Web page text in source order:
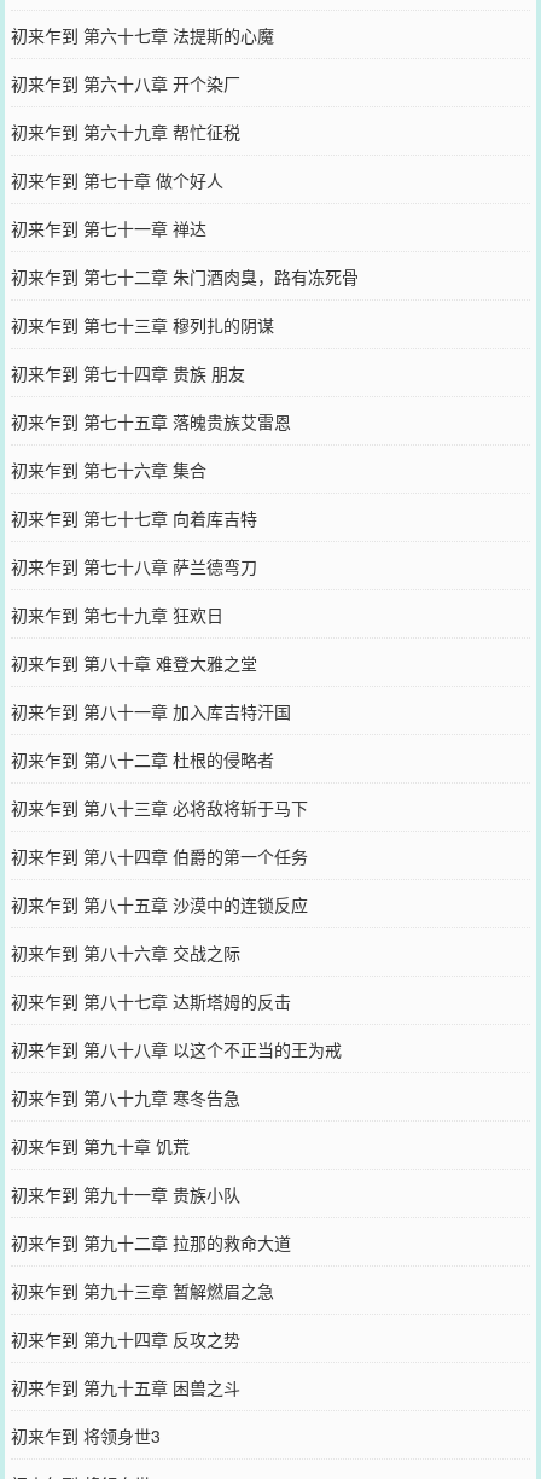
初来乍到 第六十七章 法提斯的心魔
初来乍到 第六十八章 开个染厂
初来乍到 第六十九章 帮忙征税
初来乍到 第七十章 做个好人
初来乍到 第七十一章 禅达
初来乍到 第七十二章 朱门酒肉臭，路有冻死骨
初来乍到 第七十三章 穆列扎的阴谋
初来乍到 第七十四章 贵族 朋友
初来乍到 第七十五章 落魄贵族艾雷恩
初来乍到 第七十六章 集合
初来乍到 第七十七章 向着库吉特
初来乍到 第七十八章 萨兰德弯刀
初来乍到 第七十九章 狂欢日
初来乍到 第八十章 难登大雅之堂
初来乍到 第八十一章 加入库吉特汗国
初来乍到 第八十二章 杜根的侵略者
初来乍到 第八十三章 必将敌将斩于马下
初来乍到 第八十四章 伯爵的第一个任务
初来乍到 第八十五章 沙漠中的连锁反应
初来乍到 第八十六章 交战之际
初来乍到 第八十七章 达斯塔姆的反击
初来乍到 第八十八章 以这个不正当的王为戒
初来乍到 第八十九章 寒冬告急
初来乍到 第九十章 饥荒
初来乍到 第九十一章 贵族小队
初来乍到 第九十二章 拉那的救命大道
初来乍到 第九十三章 暂解燃眉之急
初来乍到 第九十四章 反攻之势
初来乍到 第九十五章 困兽之斗
初来乍到 将领身世3